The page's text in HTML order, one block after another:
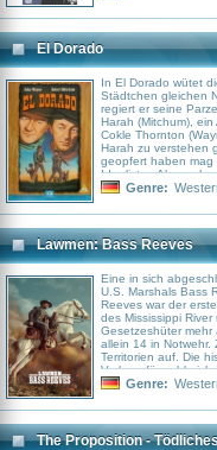
El Dorado
In El Dorado wütet
Städtchen gleichen
regiert er seine
Harah (Mitchum),
Cokle Thornton
Harah zu verstehen
geopfert haben mag
Idealisten Alan
Genre:
Lawmen: Bass Reeves
Eine in sich
U.S. Marshals Bass
Reeves war der
des Mississippi
Gesetzeshüter mehr
allein 14 in Notwehr.
Territorien auf. Die
Vorlage für
Genre:
The Proposition -